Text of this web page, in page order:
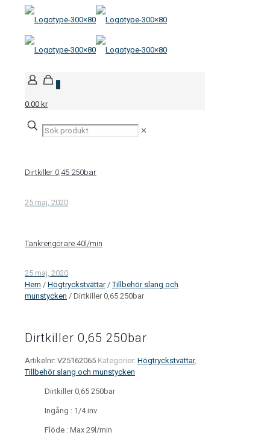
0
0.00 kr
✕
Dirtkiller 0,45 250bar
25 maj, 2020
Tankrengörare 40l/min
25 maj, 2020
Hem / Högtryckstvättar/Tillbehör slang och
munstycken / Dirtkiller 0,65 250bar
Dirtkiller 0,65 250bar
Artikelnr: V25162065 Kategorier: Högtryckstvättar,
Tillbehör slang och munstycken
Dirtkiller 0,65 250bar
Ingång : 1/4 inv
Flöde : Max 29l/min